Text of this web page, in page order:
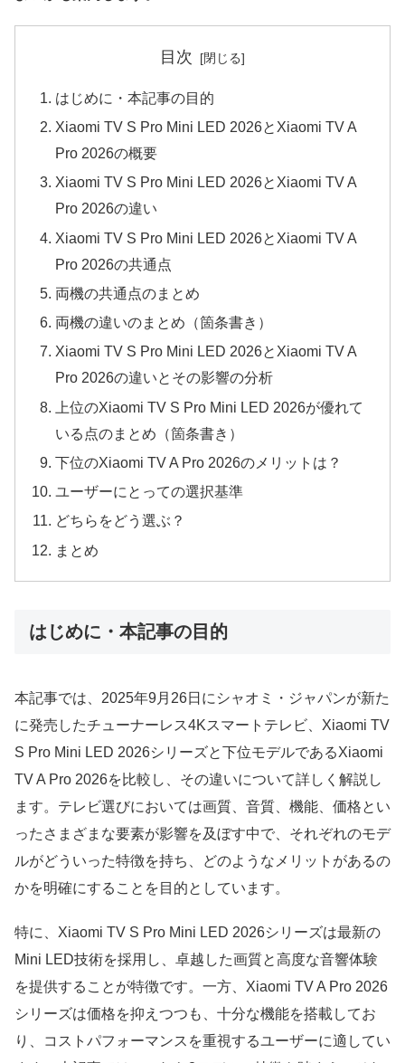
目次
はじめに・本記事の目的
Xiaomi TV S Pro Mini LED 2026とXiaomi TV A
Pro 2026の概要
Xiaomi TV S Pro Mini LED 2026とXiaomi TV A
Pro 2026の違い
Xiaomi TV S Pro Mini LED 2026とXiaomi TV A
Pro 2026の共通点
両機の共通点のまとめ
両機の違いのまとめ（箇条書き）
Xiaomi TV S Pro Mini LED 2026とXiaomi TV A
Pro 2026の違いとその影響の分析
上位のXiaomi TV S Pro Mini LED 2026が優れて
いる点のまとめ（箇条書き）
下位のXiaomi TV A Pro 2026のメリットは？
ユーザーにとっての選択基準
どちらをどう選ぶ？
まとめ
はじめに・本記事の目的
本記事では、2025年9月26日にシャオミ・ジャパンが新た
に発売したチューナーレス4Kスマートテレビ、Xiaomi TV
S Pro Mini LED 2026シリーズと下位モデルであるXiaomi
TV A Pro 2026を比較し、その違いについて詳しく解説し
ます。テレビ選びにおいては画質、音質、機能、価格とい
ったさまざまな要素が影響を及ぼす中で、それぞれのモデ
ルがどういった特徴を持ち、どのようなメリットがあるの
かを明確にすることを目的としています。
特に、Xiaomi TV S Pro Mini LED 2026シリーズは最新の
Mini LED技術を採用し、卓越した画質と高度な音響体験
を提供することが特徴です。一方、Xiaomi TV A Pro 2026
シリーズは価格を抑えつつも、十分な機能を搭載してお
り、コストパフォーマンスを重視するユーザーに適してい